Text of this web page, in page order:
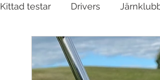
Kittad testar Drivers
Fairway, Hybrider & Utility